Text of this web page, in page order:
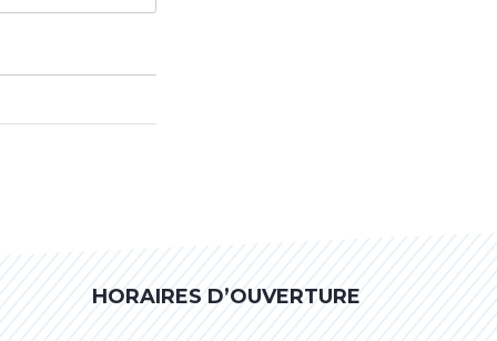
HORAIRES D’OUVERTURE